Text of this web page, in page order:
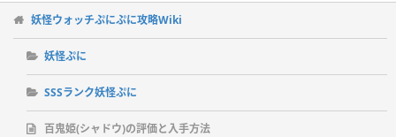
妖怪ウォッチぷにぷに攻略Wiki
妖怪ぷに
SSSランク妖怪ぷに
百鬼姫(シャドウ)の評価と入手方法